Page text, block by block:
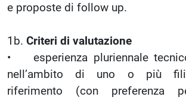
e proposte di follow up.
1b. Criteri di valutazione
• esperienza pluriennale
nell’ambito di uno o più
riferimento (con preferenza